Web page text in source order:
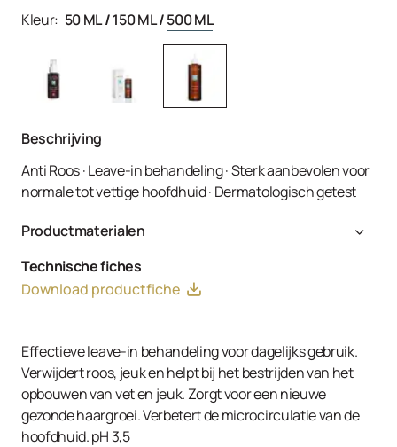
Kleur: 50 ML/150 ML/500 ML
Beschrijving
Anti Roos · Leave-in behandeling · Sterk aanbevolen voor
normale tot vettige hoofdhuid · Dermatologisch getest
Productmaterialen
Chloride, Hydroxyethylcellulose, Climbazole, Piroctone
Olamine, Salicylic Acid, Rosmarinus Officinalis
Glycol, Sorbitol.
Technische fiches
Download productfiche
Effectieve leave-in behandeling voor dagelijks gebruik.
Verwijdert roos, jeuk en helpt bij het bestrijden van het
opbouwen van vet en jeuk. Zorgt voor een nieuwe
gezonde haargroei. Verbetert de microcirculatie van de
hoofdhuid. pH 3,5